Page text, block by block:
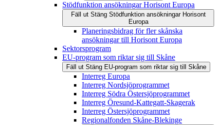
Stödfunktion ansökningar Horisont Europa
Fäll ut Stäng Stödfunktion ansökningar Horisont
Europa
Planeringsbidrag för fler skånska
ansökningar till Horisont Europa
Sektorsprogram
EU-program som riktar sig till Skåne
Fäll ut Stäng EU-program som riktar sig till Skåne
Interreg Europa
Interreg Nordsjöprogrammet
Interreg Södra Östersjöprogrammet
Interreg Öresund-Kattegatt-Skagerak
Interreg Östersjöprogrammet
Regionalfonden Skåne-Blekinge